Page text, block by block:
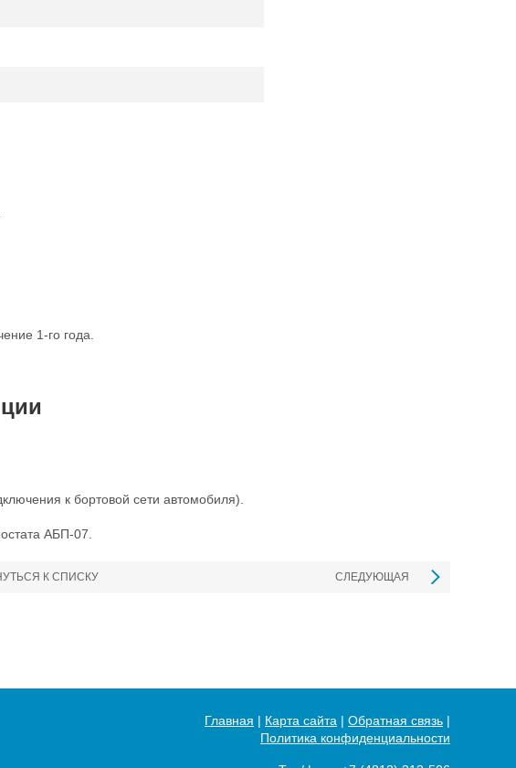
1-го года.
к бортовой сети автомобиля).
АБП-07.
К СПИСКУ СЛЕДУЮЩАЯ
Главная | Карта сайта | Обратная связь |
Политика конфиденциальности